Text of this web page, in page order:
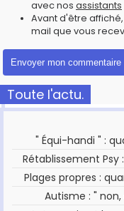
avec nos assistants
Avant d'être
mail que vous
Toute l'actu.
" Équi-handi " :
Rétablissement
Plages propres :
Autisme : "